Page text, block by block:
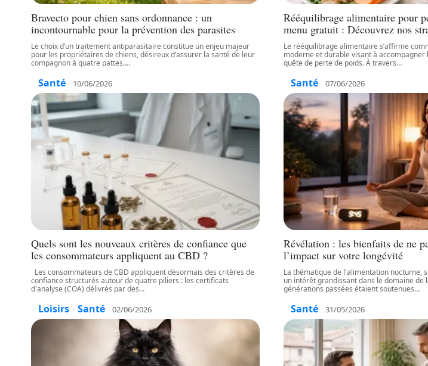
Bravecto pour chien sans ordonnance : un
incontournable pour la prévention des parasites
Le choix d’un traitement antiparasitaire constitue un enjeu majeur
pour les propriétaires de chiens, désireux d’assurer la santé de leur
compagnon à quatre pattes.…
Santé 10/06/2026
Rééquilibrage alimentaire pour
menu gratuit : Découvrez nos
Le rééquilibrage alimentaire s’affirme
moderne et durable visant à accompagner
quête de perte de poids. À travers…
Santé 07/06/2026
Quels sont les nouveaux critères de confiance que
les consommateurs appliquent au CBD ?
Les consommateurs de CBD appliquent désormais des critères de
confiance structurés autour de quatre piliers : les certificats
d'analyse (COA) délivrés par des…
Loisirs Santé 02/06/2026
Révélation : les bienfaits de ne
l’impact sur votre longévité
La thématique de l'alimentation nocturne,
un intérêt grandissant dans le domaine de
générations passées étaient soutenues…
Santé 31/05/2026